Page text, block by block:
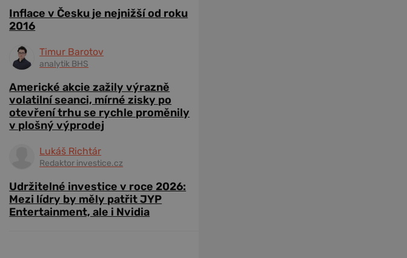
Inflace v Česku je nejnižší od roku
2016
Timur Barotov
analytik BHS
Americké akcie zažily výrazně
volatilní seanci, mírné zisky po
otevření trhu se rychle proměnily
v plošný výprodej
Lukáš Richtár
Redaktor investice.cz
Udržitelné investice v roce 2026:
Mezi lídry by měly patřit JYP
Entertainment, ale i Nvidia